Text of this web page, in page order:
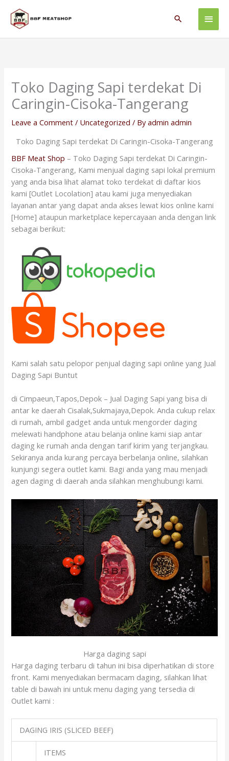
content
Main
Search
Toko Daging Sapi terdekat Di
Caringin-Cisoka-Tangerang
Leave a Comment / Uncategorized / Byadmin admin
Toko Daging Sapi terdekat Di Caringin-Cisoka-Tangerang
BBF Meat Shop – Toko Daging Sapi terdekat Di Caringin-
Cisoka-Tangerang, Kami menjual daging sapi lokal premium
yang anda bisa lihat alamat toko terdekat di daftar kios
kami [Outlet Locolation] atau kami juga menyediakan
layanan antar yang dapat anda akses lewat kios online kami
[Home] ataupun marketplace kepercayaan anda dengan link
sebagai berikut:
Kami salah satu pelopor penjual daging sapi online yang Jual
Daging Sapi Buntut
di Cimpaeun,Tapos,Depok – Jual Daging Sapi yang bisa di
antar ke daerah Cisalak,Sukmajaya,Depok. Anda cukup relax
di rumah, ambil gadget anda untuk mengorder daging
melewati handphone atau belanja online kami siap antar
daging ke rumah anda dengan tarif kirim yang terjangkau.
Sekiranya anda kurang percaya berbelanja online, silahkan
kunjungi segera outlet kami. Bagi anda yang mau menjadi
agen daging di daerah anda silahkan menghubungi kami.
Harga daging sapi
Harga daging terbaru di tahun ini bisa diperhatikan di store
front. Kami menyediakan bermacam daging, silahkan lihat
table di bawah ini untuk menu daging yang tersedia di
Outlet kami :
DAGING IRIS (SLICED BEEF)
ITEMS